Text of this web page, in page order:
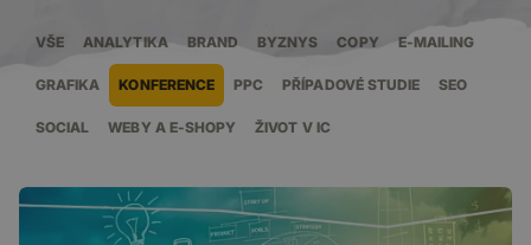
VŠE ANALYTIKA BRAND BYZNYS COPY E-MAILING
GRAFIKA KONFERENCE PPC PŘÍPADOVÉ STUDIE SEO
SOCIAL WEBY A E-SHOPY ŽIVOT V IC